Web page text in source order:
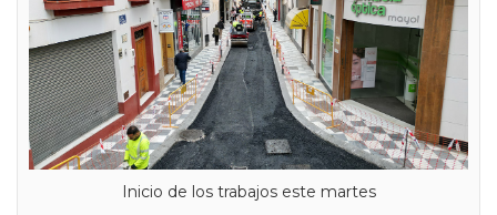
Inicio de los trabajos este martes